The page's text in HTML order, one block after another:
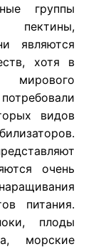
группы
пектины,
являются
хотя в
видов
очень
питания.
плоды
морские